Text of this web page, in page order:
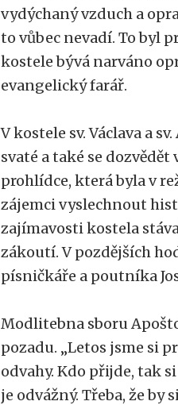
vydýchaný vzduch a
to vůbec nevadí. To byl
kostele bývá narváno
evangelický farář.
V kostele sv. Václava a
svaté a také se
prohlídce, která byla v
zájemci vyslechnout
zajímavosti kostela
zákoutí. V pozdějších
písničkáře a poutníka
Modlitebna sboru
pozadu. „Letos jsme si
odvahy. Kdo přijde, tak
je odvážný. Třeba, že